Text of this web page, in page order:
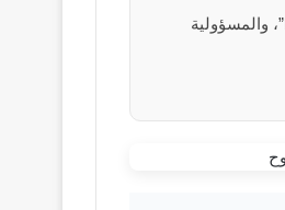
الآراء والمعلومات الواردة في هذا المقال لا تعبر بالضرورة عن رأي موقع “beiruttime-lb.com”، والمسؤولية